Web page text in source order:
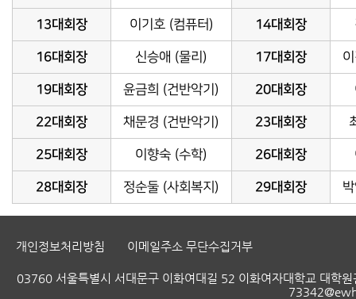
13대회장 이기호 (컴퓨터) 14대회장
16대회장 신승애 (물리) 17대회장
19대회장 윤금희 (건반악기) 20대회장
22대회장 채문경 (건반악기) 23대회장
25대회장 이향숙 (수학) 26대회장
28대회장 정순둘 (사회복지) 29대회장
개인정보처리방침 이메일주소 무단수집거부
03760 서울특별시 서대문구 이화여대길 52 이화여자대학교 대학